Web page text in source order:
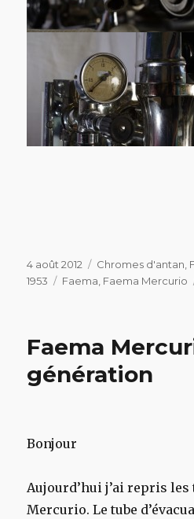
Publié
le
4 août 2012 Catégories
Chromes d'antan
1953
Étiquettes
Faema Faema Mercurio
Faema
génération
Bonjour
Aujourd’hui j’ai repris
Mercurio. Le tube